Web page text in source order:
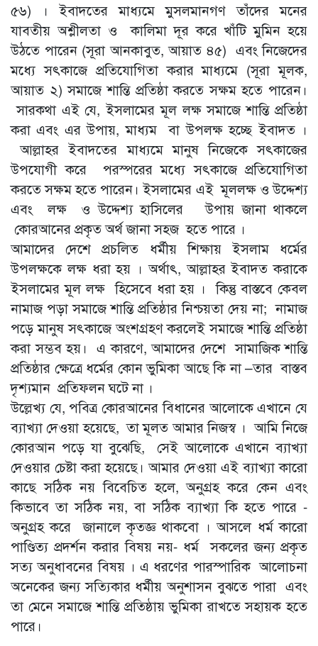
৫৬) । ইবাদতের মাধ্যমে মুসলমানগণ তাঁদের মনের
যাবতীয় অশ্লীলতা ও কালিমা দূর করে খাঁটি মুমিন হয়ে
উঠতে পারেন (সূরা আনকাবুত, আয়াত ৪৫) এবং নিজেদের
মধ্যে সৎকাজে প্রতিযোগিতা করার মাধ্যমে (সূরা মূলক,
আয়াত ২) সমাজে শান্তি প্রতিষ্ঠা করতে সক্ষম হতে পারেন।
সারকথা এই যে, ইসলামের মূল লক্ষ সমাজে শান্তি প্রতিষ্ঠা
করা এবং এর উপায়, মাধ্যম বা উপলক্ষ হচ্ছে ইবাদত ।
আল্লাহর ইবাদতের মাধ্যমে মানুষ নিজেকে সৎকাজের
উপযোগী করে পরস্পরের মধ্যে সৎকাজে প্রতিযোগিতা
করতে সক্ষম হতে পারেন। ইসলামের এই মূললক্ষ ও উদ্দেশ্য
এবং লক্ষ ও উদ্দেশ্য হাসিলের উপায় জানা থাকলে
কোরআনের প্রকৃত অর্থ জানা সহজ হতে পারে ।
আমাদের দেশে প্রচলিত ধর্মীয় শিক্ষায় ইসলাম ধর্মের
উপলক্ষকে লক্ষ ধরা হয় । অর্থাৎ, আল্লাহর ইবাদত করাকে
ইসলামের মূল লক্ষ হিসেবে ধরা হয় । কিন্তু বাস্তবে কেবল
নামাজ পড়া সমাজে শান্তি প্রতিষ্ঠার নিশ্চয়তা দেয় না; নামাজ
পড়ে মানুষ সৎকাজে অংশগ্রহণ করলেই সমাজে শান্তি প্রতিষ্ঠা
করা সম্ভব হয়। এ কারণে, আমাদের দেশে সামাজিক শান্তি
প্রতিষ্ঠার ক্ষেত্রে ধর্মের কোন ভুমিকা আছে কি না –তার বাস্তব
দৃশ্যমান প্রতিফলন ঘটে না ।
উল্লেখ্য যে, পবিত্র কোরআনের বিধানের আলোকে এখানে যে
ব্যাখ্যা দেওয়া হয়েছে, তা মূলত আমার নিজস্ব । আমি নিজে
কোরআন পড়ে যা বুঝেছি, সেই আলোকে এখানে ব্যাখ্যা
দেওয়ার চেষ্টা করা হয়েছে। আমার দেওয়া এই ব্যাখ্যা কারো
কাছে সঠিক নয় বিবেচিত হলে, অনুগ্রহ করে কেন এবং
কিভাবে তা সঠিক নয়, বা সঠিক ব্যাখ্যা কি হতে পারে -
অনুগ্রহ করে জানালে কৃতজ্ঞ থাকবো । আসলে ধর্ম কারো
পাণ্ডিত্য প্রদর্শন করার বিষয় নয়- ধর্ম সকলের জন্য প্রকৃত
সত্য অনুধাবনের বিষয় । এ ধরণের পারস্পারিক আলোচনা
অনেকের জন্য সত্যিকার ধর্মীয় অনুশাসন বুঝতে পারা এবং
তা মেনে সমাজে শান্তি প্রতিষ্ঠায় ভুমিকা রাখতে সহায়ক হতে
পারে।